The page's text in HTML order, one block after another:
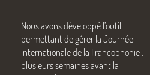
Nous avons développé l’outil
permettant de gérer la Journée
internationale de la Francophonie :
plusieurs semaines avant la